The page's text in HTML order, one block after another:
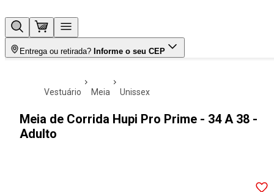
Entrega ou retirada? Informe o seu CEP
vestuário meia unissex
Meia de Corrida Hupi Pro Prime - 34 A 38 -
Adulto